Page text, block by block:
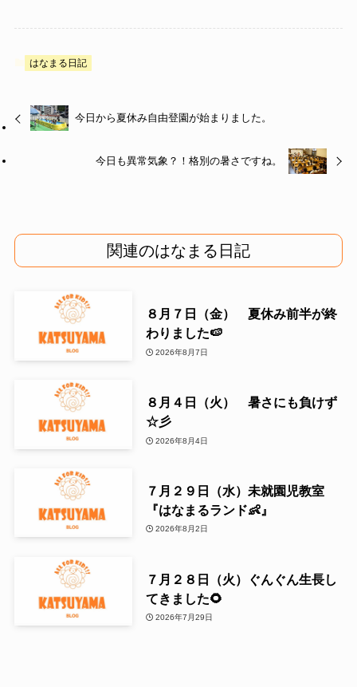
はなまる日記
今日から夏休み自由登園が始まりました。
今日も異常気象？！格別の暑さですね。
関連のはなまる日記
８月７日（金） 夏休み前半が終
わりました🍉
2026年8月7日
８月４日（火） 暑さにも負けず
☆彡
2026年8月4日
７月２９日（水）未就園児教室
『はなまるランド👶』
2026年8月2日
７月２８日（火）ぐんぐん生長し
てきました🌻
2026年7月29日